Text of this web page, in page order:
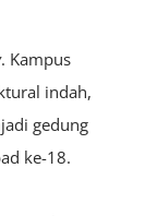
. Kampus
indah,
gedung
ke-18.